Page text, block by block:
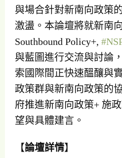
與場合針對新南向政策
激盪。本論壇將就新南
Southbound Policy+,
與藍圖進行交流與討論
索國際間正快速醞釀與
政策群與新南向政策的
府推進新南向政策+ 施
望與具體建言。
【論壇詳情】